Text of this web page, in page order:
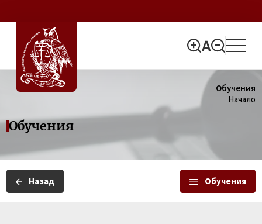
Обучения
Начало
Обучения
Назад Обучения